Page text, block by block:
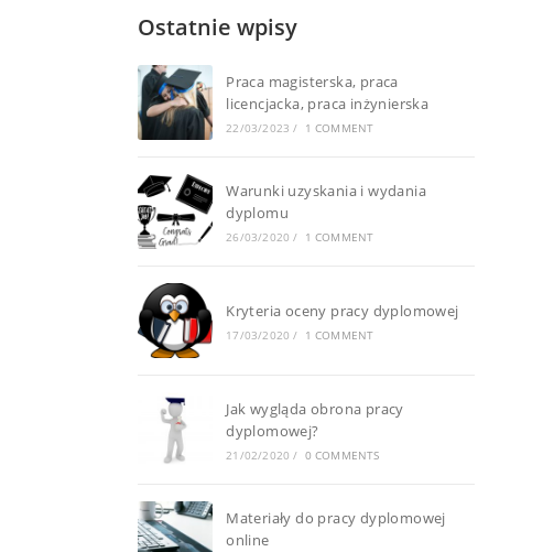
Ostatnie wpisy
Praca magisterska, praca
licencjacka, praca inżynierska
22/03/2023 / 1 COMMENT
Warunki uzyskania i wydania
dyplomu
26/03/2020 / 1 COMMENT
Kryteria oceny pracy dyplomowej
17/03/2020 / 1 COMMENT
Jak wygląda obrona pracy
dyplomowej?
21/02/2020 / 0 COMMENTS
Materiały do pracy dyplomowej
online